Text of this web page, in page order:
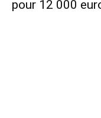
pour 12 000